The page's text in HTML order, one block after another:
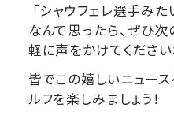
「シャウフェレ選手みた
なんて思ったら、ぜひ次
軽に声をかけてください
皆でこの嬉しいニュー
ルフを楽しみましょう！